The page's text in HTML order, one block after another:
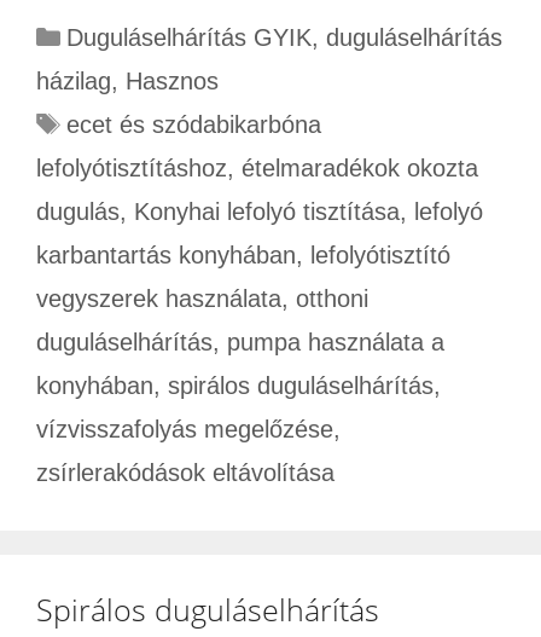
Duguláselhárítás GYIK, duguláselhárítás
házilag, Hasznos
ecet és szódabikarbóna
lefolyótisztításhoz, ételmaradékok okozta
dugulás, Konyhai lefolyó tisztítása, lefolyó
karbantartás konyhában, lefolyótisztító
vegyszerek használata, otthoni
duguláselhárítás, pumpa használata a
konyhában, spirálos duguláselhárítás,
vízvisszafolyás megelőzése,
zsírlerakódások eltávolítása
Spirálos duguláselhárítás